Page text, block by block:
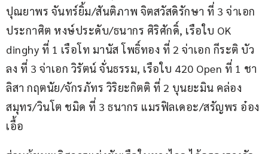
ปุณยาพร จันทร์ยิ้ม/สันติภาพ จิตสวัสดิรักษา ที่ 3 จ่าเอก
ประกาศิต หงษ์ประดับ/ธนากร ศิริศักดิ์, เรือใบ OK
dinghy ที่ 1 เรือโท มานัส โพธิ์ทอง ที่ 2 จ่าเอก กีระติ บัว
ลง ที่ 3 จ่าเอก วิรัตน์ จั่นธรรม, เรือใบ 420 Open ที่ 1 ชา
ลิสา กฤตนัย/จักรภัทร วิริยะกิตติ ที่ 2 บุนยะมิน คล่อง
สมุทร/วินโต ชมิด ที่ 3 ธนากร แมรฟิลเดอะ/สรัญพร อ๋อง
เอื้อ